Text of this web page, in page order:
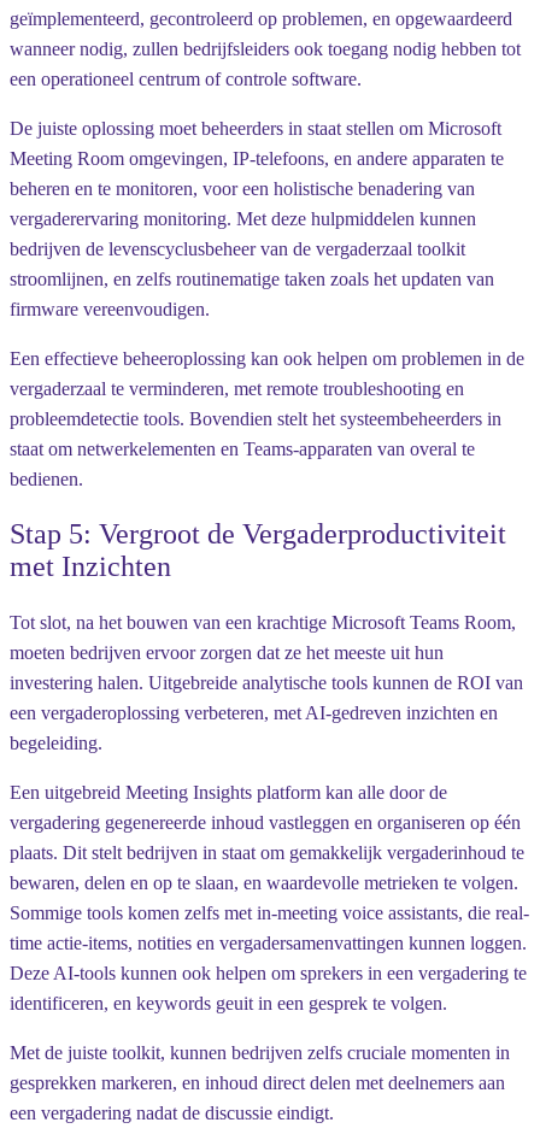
geïmplementeerd, gecontroleerd op problemen, en opgewaardeerd
wanneer nodig, zullen bedrijfsleiders ook toegang nodig hebben tot
een operationeel centrum of controle software.
De juiste oplossing moet beheerders in staat stellen om Microsoft
Meeting Room omgevingen, IP-telefoons, en andere apparaten te
beheren en te monitoren, voor een holistische benadering van
vergaderervaring monitoring. Met deze hulpmiddelen kunnen
bedrijven de levenscyclusbeheer van de vergaderzaal toolkit
stroomlijnen, en zelfs routinematige taken zoals het updaten van
firmware vereenvoudigen.
Een effectieve beheeroplossing kan ook helpen om problemen in de
vergaderzaal te verminderen, met remote troubleshooting en
probleemdetectie tools. Bovendien stelt het systeembeheerders in
staat om netwerkelementen en Teams-apparaten van overal te
bedienen.
Stap 5: Vergroot de Vergaderproductiviteit
met Inzichten
Tot slot, na het bouwen van een krachtige Microsoft Teams Room,
moeten bedrijven ervoor zorgen dat ze het meeste uit hun
investering halen. Uitgebreide analytische tools kunnen de ROI van
een vergaderoplossing verbeteren, met AI-gedreven inzichten en
begeleiding.
Een uitgebreid Meeting Insights platform kan alle door de
vergadering gegenereerde inhoud vastleggen en organiseren op één
plaats. Dit stelt bedrijven in staat om gemakkelijk vergaderinhoud te
bewaren, delen en op te slaan, en waardevolle metrieken te volgen.
Sommige tools komen zelfs met in-meeting voice assistants, die real-
time actie-items, notities en vergadersamenvattingen kunnen loggen.
Deze AI-tools kunnen ook helpen om sprekers in een vergadering te
identificeren, en keywords geuit in een gesprek te volgen.
Met de juiste toolkit, kunnen bedrijven zelfs cruciale momenten in
gesprekken markeren, en inhoud direct delen met deelnemers aan
een vergadering nadat de discussie eindigt.